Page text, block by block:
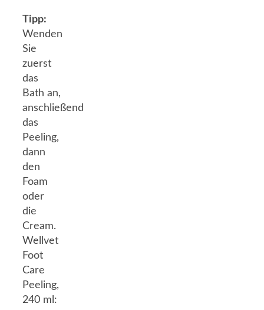
Tipp:
Wenden
Sie
zuerst
das
Bath an,
anschließend
das
Peeling,
dann
den
Foam
oder
die
Cream.
Wellvet
Foot
Care
Peeling,
240 ml: